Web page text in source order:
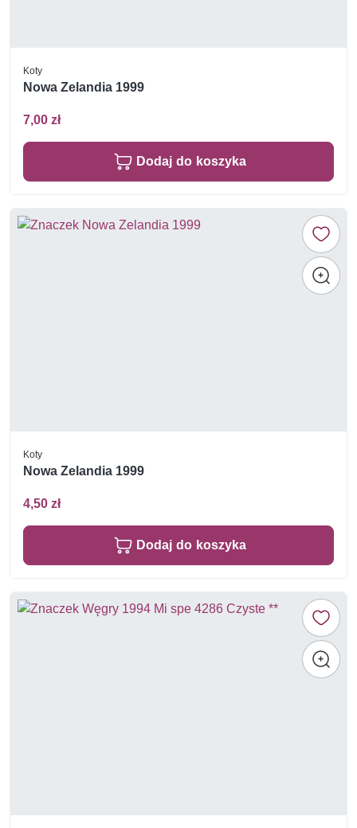
Koty
Nowa Zelandia 1999
7,00 zł
Dodaj do koszyka
Koty
Nowa Zelandia 1999
4,50 zł
Dodaj do koszyka